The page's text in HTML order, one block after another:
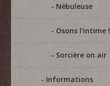
Nébuleuse
Osons l'intime !
Sorcière on air
Informations